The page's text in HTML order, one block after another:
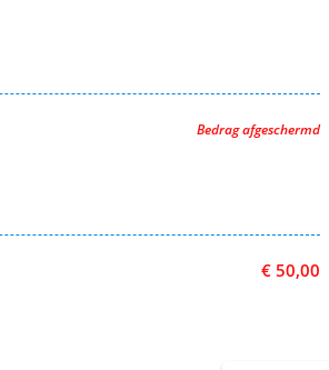
Bedrag afgeschermd
€ 50,00